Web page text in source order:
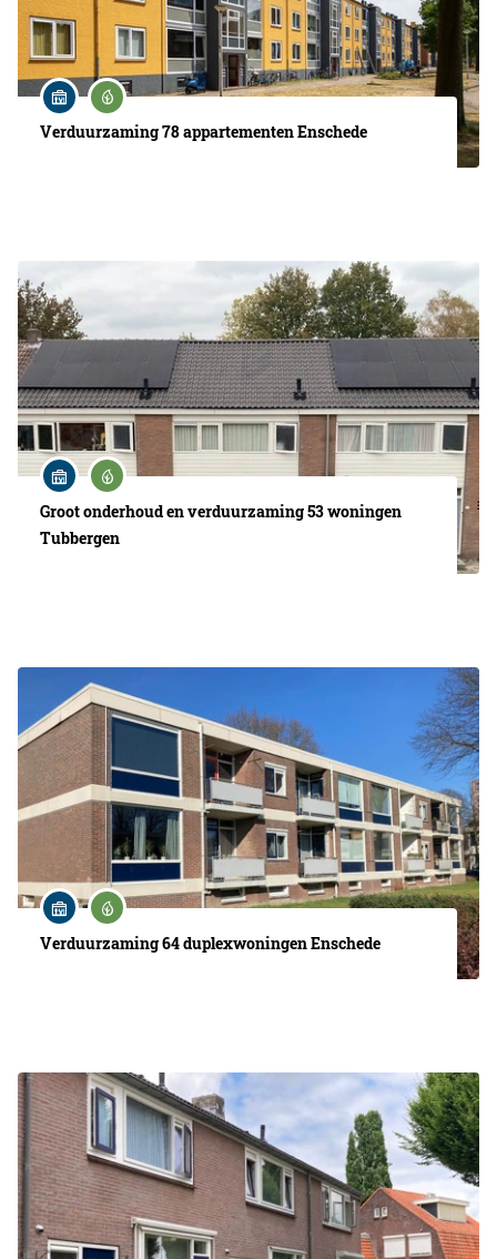
Verduurzaming 78 appartementen Enschede
Groot onderhoud en verduurzaming 53 woningen
Tubbergen
Verduurzaming 64 duplexwoningen Enschede